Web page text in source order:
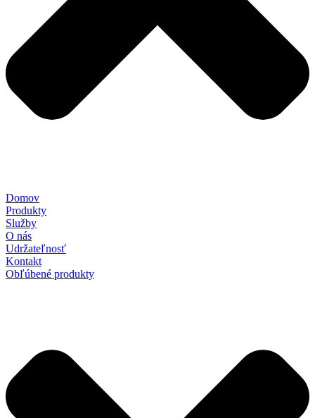
Domov
Produkty
Služby
O nás
Udržateľnosť
Kontakt
Obľúbené produkty